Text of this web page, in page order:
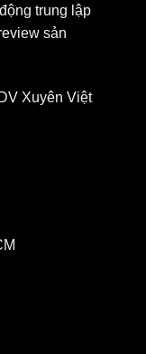
trung lập
sản
Xuyên Việt